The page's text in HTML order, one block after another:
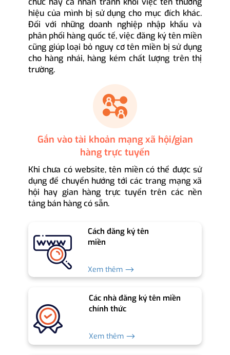
hiệu của mình bị sử dụng cho mục đích khác.
Đối với những doanh nghiệp nhập khẩu và
phân phối hàng quốc tế, việc đăng ký tên miền
cũng giúp loại bỏ nguy cơ tên miền bị sử dụng
cho hàng nhái, hàng kém chất lượng trên thị
trường.
Gắn vào tài khoản mạng xã hội/gian
hàng trực tuyến
Khi chưa có website, tên miền có thể được sử
dụng để chuyển hướng tới các trang mạng xã
hội hay gian hàng trực tuyến trên các nền
tảng bán hàng có sẵn.
Cách đăng ký tên
miền
Xem thêm ⟶
Các nhà đăng ký tên miền
chính thức
Xem thêm ⟶